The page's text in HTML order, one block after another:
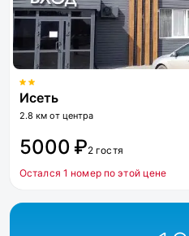
Исеть
2.8 км от центра
5000 ₽2 гостя
Остался 1 номер по этой цене